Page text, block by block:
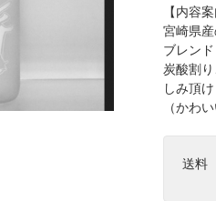
【内容案
宮崎県
ブレン
炭酸割
しみ頂
（かわ
送料